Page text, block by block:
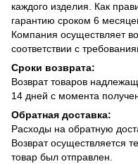
каждого изделия. Как
гарантию сроком 6
Компания осуществляет
соответствии с
Сроки возврата:
Возврат товаров
14 дней с момента
Обратная доставка:
Расходы на обратную
Возврат осуществляется
товар был отправлен.